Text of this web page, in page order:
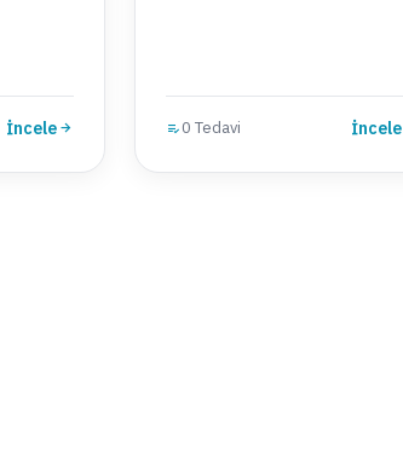
İncele 0 Tedavi İncele